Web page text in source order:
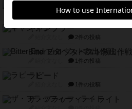
紹介文あり 13件の投稿
ギャンブラー
2件の投稿
Bitter End ブタペスト救出作戦
1件の投稿
ラピード
1件の投稿
ザ・フラッフィー・ライト